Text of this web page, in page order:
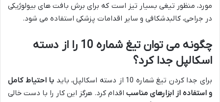
مورد، منظور تیغی بسیار تیز است که برای برش بافت های بیولوژیکی
در جراحی، کالبدشکافی و سایر اقدامات پزشکی استفاده می شود.
چگونه می توان تیغ شماره 10 را از دسته
اسکالپل جدا کرد؟
برای جدا کردن تیغ شماره 10 از دسته اسکالپل، باید
با احتیاط کامل
و استفاده از ابزارهای مناسب اقدام کرد. هرگز این کار را با دست خالی